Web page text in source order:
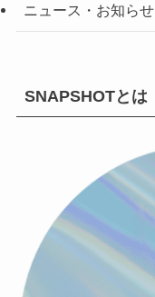
ニュース・お知らせ
SNAPSHOTとは